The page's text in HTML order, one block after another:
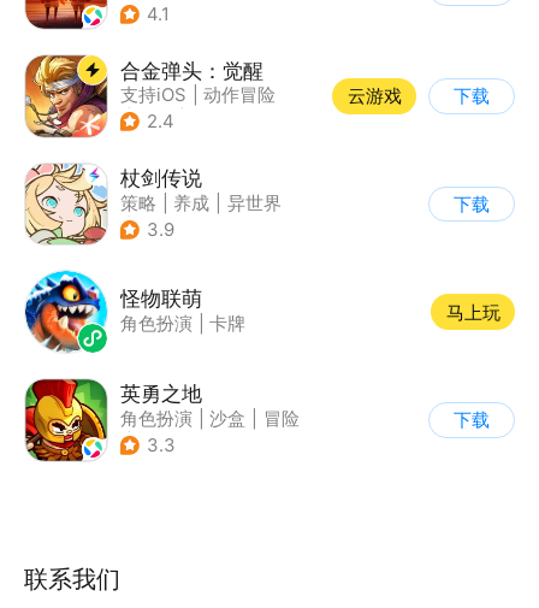
| 开放世界
4.1
合金弹头：觉醒
支持iOS
动作冒险
| 射击
2.4
云游戏 下载
杖剑传说
策略 养成
异世界
| 二次元
3.9
下载
怪物联萌
角色扮演 卡牌
马上玩
英勇之地
角色扮演 沙盒
冒险
| steam游戏
3.3
下载
联系我们